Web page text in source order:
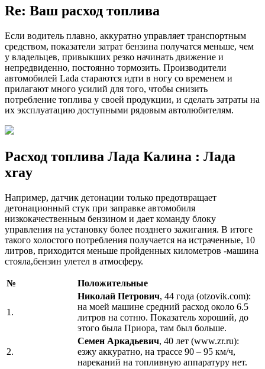
Re: Ваш расход топлива
Если водитель плавно, аккуратно управляет транспортным
средством, показатели затрат бензина получатся меньше, чем
у владельцев, привыкших резко начинать движение и
непредвиденно, постоянно тормозить. Производители
автомобилей Lada стараются идти в ногу со временем и
прилагают много усилий для того, чтобы снизить
потребление топлива у своей продукции, и сделать затраты на
их эксплуатацию доступными рядовым автолюбителям.
Расход топлива Лада Калина : Лада
xray
Например, датчик детонации только предотвращает
детонационный стук при заправке автомобиля
низкокачественным бензином и дает команду блоку
управления на установку более позднего зажигания. В итоге
такого холостого потребления получается на истраченные, 10
литров, приходится меньше пройденных километров -машина
стояла,бензин улетел в атмосферу.
№ Положительные
1.
Николай Петрович, 44 года (otzovik.com):
на моей машине средний расход около 6.5
литров на сотню. Показатель хороший, до
этого была Приора, там был больше.
2.
Семен Аркадьевич, 40 лет (www.zr.ru):
езжу аккуратно, на трассе 90 – 95 км/ч,
нареканий на топливную аппаратуру нет.